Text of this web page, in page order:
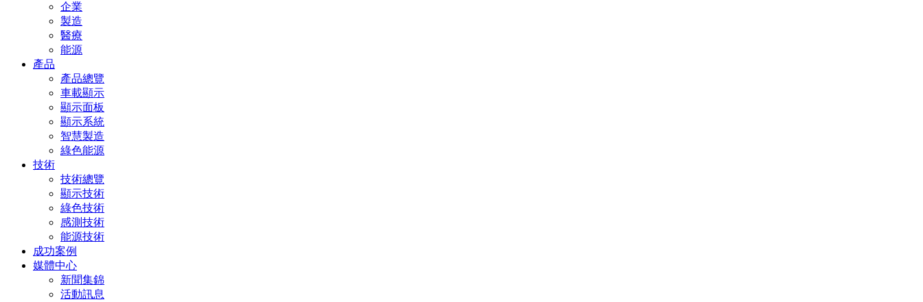
企業
製造
醫療
能源
產品
產品總覽
車載顯示
顯示面板
顯示系統
智慧製造
綠色能源
技術
技術總覽
顯示技術
綠色技術
感測技術
能源技術
成功案例
媒體中心
新聞集錦
活動訊息